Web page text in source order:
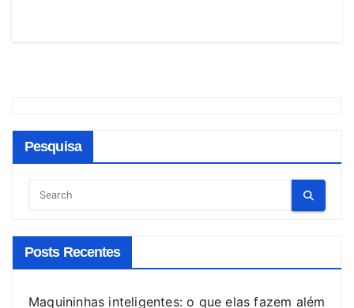
Pesquisa
Posts Recentes
Maquininhas inteligentes: o que elas fazem além